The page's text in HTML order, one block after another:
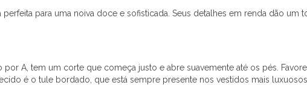
para uma noiva doce e sofisticada. Seus detalhes em renda dão um
A, tem um corte que começa justo e abre suavemente até os pés.
é o tule bordado, que está sempre presente nos vestidos mais